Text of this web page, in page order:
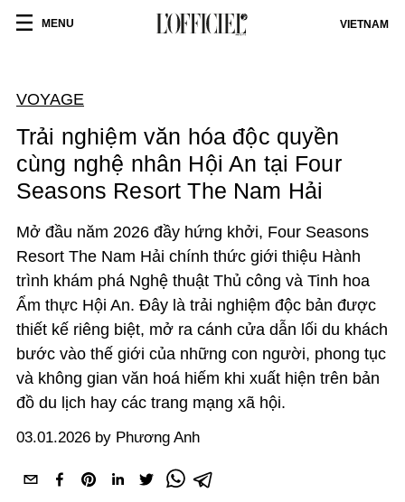
MENU VIETNAM
VOYAGE
Trải nghiệm văn hóa độc quyền
cùng nghệ nhân Hội An tại Four
Seasons Resort The Nam Hải
Mở đầu năm 2026 đầy hứng khởi, Four Seasons
Resort The Nam Hải chính thức giới thiệu Hành
trình khám phá Nghệ thuật Thủ công và Tinh hoa
Ẩm thực Hội An. Đây là trải nghiệm độc bản được
thiết kế riêng biệt, mở ra cánh cửa dẫn lối du khách
bước vào thế giới của những con người, phong tục
và không gian văn hoá hiếm khi xuất hiện trên bản
đồ du lịch hay các trang mạng xã hội.
03.01.2026 by Phương Anh